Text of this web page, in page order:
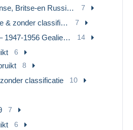
Amerikaanse, Britse-en Russische Zone 7
Andere & zonder classificatie 7
Saarland – 1947-1956 Gealieerde bezetting 14
6
8
classificatie 10
7
6